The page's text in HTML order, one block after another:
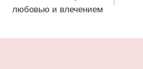
записям
любовью и влечением